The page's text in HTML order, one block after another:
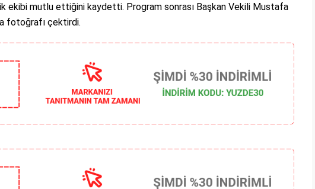
ekibi mutlu ettiğini kaydetti. Program sonrası Başkan Vekili Mustafa
fotoğrafı çektirdi.